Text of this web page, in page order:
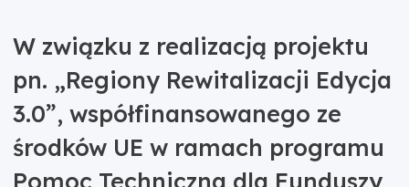
W związku z realizacją projektu
pn. „Regiony Rewitalizacji Edycja
3.0”, współfinansowanego ze
środków UE w ramach programu
Pomoc Techniczna dla Funduszy